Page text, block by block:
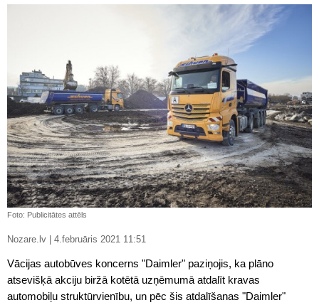
Foto: Publicitātes attēls
Nozare.lv | 4.februāris 2021 11:51
Vācijas autobūves koncerns "Daimler" paziņojis, ka plāno
atsevišķā akciju biržā kotētā uzņēmumā atdalīt kravas
automobiļu struktūrvienību, un pēc šis atdalīšanas "Daimler"